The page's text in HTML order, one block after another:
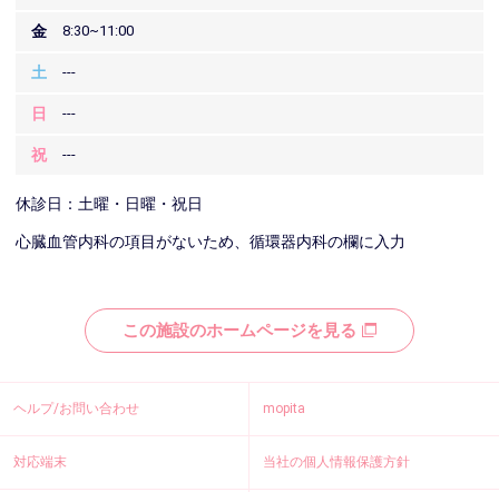
金 8:30~11:00
土 ---
日 ---
祝 ---
休診日：土曜・日曜・祝日
心臓血管内科の項目がないため、循環器内科の欄に入力
この施設のホームページを見る
ヘルプ/お問い合わせ mopita
対応端末 当社の個人情報保護方針